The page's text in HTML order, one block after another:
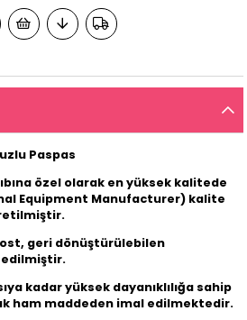
Paspas
özel olarak en yüksek kalitede
Equipment Manufacturer) kalite
geri dönüştürülebilen
kadar yüksek dayanıklılığa sahip
ham maddeden imal edilmektedir.